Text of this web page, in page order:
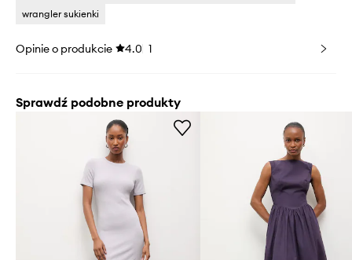
wrangler sukienki
Opinie o produkcie 4.0 1
Sprawdź podobne produkty